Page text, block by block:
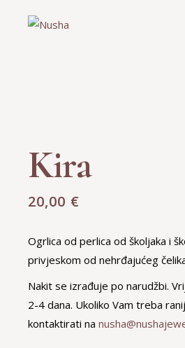
Kira
20,00 €
Ogrlica od perlica od školjaka i
privjeskom od nehrđajućeg
Nakit se izrađuje po narudžbi.
2-4 dana. Ukoliko Vam treba
kontaktirati na